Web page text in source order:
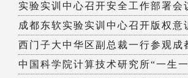
实验实训中心召开安全工作部署会
成都东软实验实训中心召开版权意
西门子大中华区副总裁一行参观成
中国科学院计算技术研究所“一生